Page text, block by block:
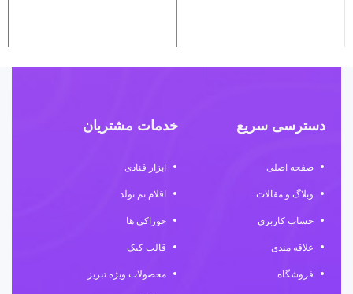
دسترسی سریع
صفحه اصلی
وبلاگ و مقالات
حساب کاربری
علاقه مندی
فروشگاه
خدمات مشتریان
ابزار قنادی
اقلام تم تولد
خوراکی ها
قالب کیک
محصولات ویژه تبریز